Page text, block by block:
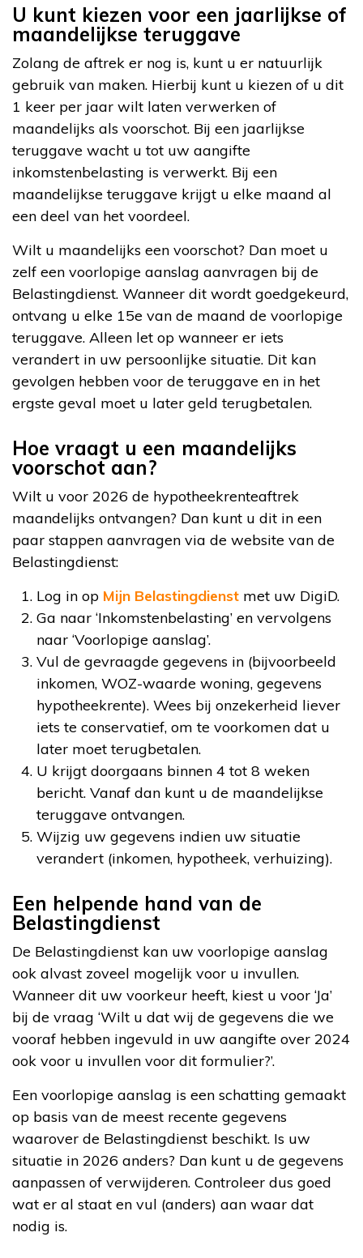
U kunt kiezen voor een jaarlijkse of
maandelijkse teruggave
Zolang de aftrek er nog is, kunt u er natuurlijk
gebruik van maken. Hierbij kunt u kiezen of u dit
1 keer per jaar wilt laten verwerken of
maandelijks als voorschot. Bij een jaarlijkse
teruggave wacht u tot uw aangifte
inkomstenbelasting is verwerkt. Bij een
maandelijkse teruggave krijgt u elke maand al
een deel van het voordeel.
Wilt u maandelijks een voorschot? Dan moet u
zelf een voorlopige aanslag aanvragen bij de
Belastingdienst. Wanneer dit wordt goedgekeurd,
ontvang u elke 15e van de maand de voorlopige
teruggave. Alleen let op wanneer er iets
verandert in uw persoonlijke situatie. Dit kan
gevolgen hebben voor de teruggave en in het
ergste geval moet u later geld terugbetalen.
Hoe vraagt u een maandelijks
voorschot aan?
Wilt u voor 2026 de hypotheekrenteaftrek
maandelijks ontvangen? Dan kunt u dit in een
paar stappen aanvragen via de website van de
Belastingdienst:
Log in op Mijn Belastingdienst met uw DigiD.
Ga naar ‘Inkomstenbelasting’ en vervolgens
naar ‘Voorlopige aanslag’.
Vul de gevraagde gegevens in (bijvoorbeeld
inkomen, WOZ-waarde woning, gegevens
hypotheekrente). Wees bij onzekerheid liever
iets te conservatief, om te voorkomen dat u
later moet terugbetalen.
U krijgt doorgaans binnen 4 tot 8 weken
bericht. Vanaf dan kunt u de maandelijkse
teruggave ontvangen.
Wijzig uw gegevens indien uw situatie
verandert (inkomen, hypotheek, verhuizing).
Een helpende hand van de
Belastingdienst
De Belastingdienst kan uw voorlopige aanslag
ook alvast zoveel mogelijk voor u invullen.
Wanneer dit uw voorkeur heeft, kiest u voor ‘Ja’
bij de vraag ‘Wilt u dat wij de gegevens die we
vooraf hebben ingevuld in uw aangifte over 2024
ook voor u invullen voor dit formulier?’.
Een voorlopige aanslag is een schatting gemaakt
op basis van de meest recente gegevens
waarover de Belastingdienst beschikt. Is uw
situatie in 2026 anders? Dan kunt u de gegevens
aanpassen of verwijderen. Controleer dus goed
wat er al staat en vul (anders) aan waar dat
nodig is.